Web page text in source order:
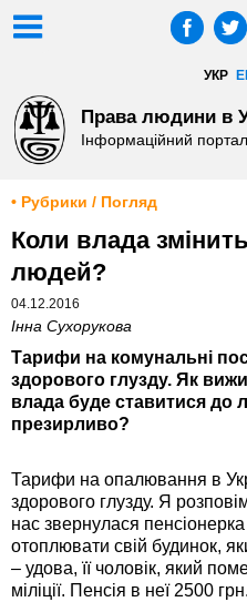
УКР
Права людини в
Інформаційний портал
• Рубрики / Погляд
Коли влада
людей?
04.12.2016
Інна Сухорукова
Тарифи на комунальні
здорового глузду. Як
влада буде ставитися до
презирливо?
Тарифи на опалювання в
здорового глузду. Я
нас звернулася
отоплювати свій будинок,
– удова, її чоловік, який
міліції. Пенсія в неї 2500